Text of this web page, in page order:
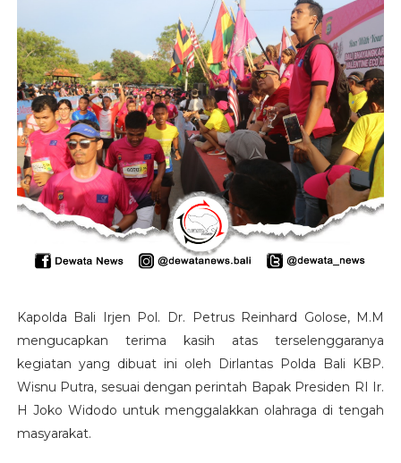
Kapolda Bali Irjen Pol. Dr. Petrus Reinhard Golose, M.M
mengucapkan terima kasih atas terselenggaranya
kegiatan yang dibuat ini oleh Dirlantas Polda Bali KBP.
Wisnu Putra, sesuai dengan perintah Bapak Presiden RI Ir.
H Joko Widodo untuk menggalakkan olahraga di tengah
masyarakat.